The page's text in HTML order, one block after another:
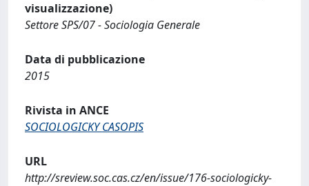
visualizzazione)
Settore SPS/07 - Sociologia Generale
Data di pubblicazione
2015
Rivista in ANCE
SOCIOLOGICKY CASOPIS
URL
http://sreview.soc.cas.cz/en/issue/176-sociologicky-